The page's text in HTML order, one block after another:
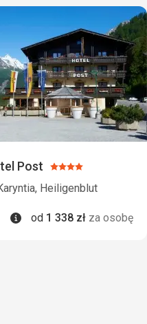
Post Ocena:
4/5
Heiligenblut
Informacje
od 1 338 zł za osobę